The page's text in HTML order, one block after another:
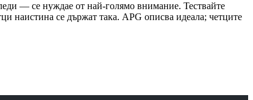
— се нуждае от най-голямо внимание. Тествайте
наистина се държат така. APG описва идеала; четците